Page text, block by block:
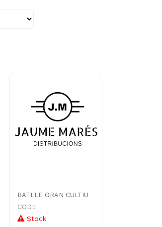
BATLLE GRAN CULTIU
CODI:
Stock